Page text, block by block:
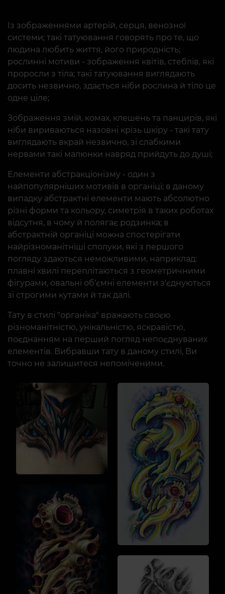
Із зображеннями артерій, серця, венозної
системи; такі татуювання говорять про те, що
людина любить життя, його природність;
рослинні мотиви - зображення квітів, стеблів, які
проросли з тіла; такі татуювання виглядають
досить незвично, здається ніби рослина й тіло це
одне ціле;
Зображення змій, комах, клешень та панцирів, які
ніби вириваються назовні крізь шкіру - такі тату
виглядають вкрай незвично, зі слабкими
нервами такі малюнки навряд прийдуть до душі;
Елементи абстракціонізму - один з
найпопулярніших мотивів в органіці; в даному
випадку абстрактні елементи мають абсолютно
різні форми та кольору, симетрія в таких роботах
відсутня, в чому й полягає родзинка; в
абстрактній органіці можна спостерігати
найрізноманітніші сполуки, які з першого
погляду здаються неможливими, наприклад:
плавні хвилі переплітаються з геометричними
фігурами, овальні об'ємні елементи з'єднуються
зі строгими кутами й так далі.
Тату в стилі "органіка" вражають своєю
різноманітністю, унікальністю, яскравістю,
поєднанням на перший погляд непоєднуваних
елементів. Вибравши тату в даному стилі, Ви
точно не залишитеся непоміченими.